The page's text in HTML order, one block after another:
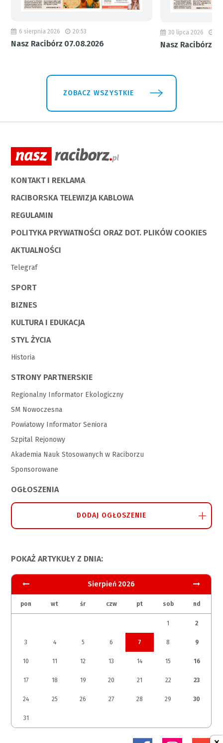
6 sierpnia 2026 20:53
Nasz Racibórz 07.08.2026
30 lipca 2026
Nasz Racibórz
ZOBACZ WSZYSTKIE
KONTAKT I REKLAMA
RACIBORSKA TELEWIZJA KABLOWA
REGULAMIN
POLITYKA PRYWATNOŚCI ORAZ DOT. PLIKÓW COOKIES
AKTUALNOŚCI
Telegraf
SPORT
BIZNES
KULTURA I EDUKACJA
STYL ŻYCIA
Historia
STRONY PARTNERSKIE
Regionalny Informator Ekologiczny
SM Nowoczesna
Powiatowy Informator Seniora
Szpital Rejonowy
Akademia Nauk Stosowanych w Raciborzu
Sponsorowane
OGŁOSZENIA
DODAJ OGŁOSZENIE
POKAŻ ARTYKUŁY Z DNIA:
Sierpień 2026
pon wt śr czw pt sob nd
1 2
3 4 5 6 7 8 9
10 11 12 13 14 15 16
17 18 19 20 21 22 23
24 25 26 27 28 29 30
31